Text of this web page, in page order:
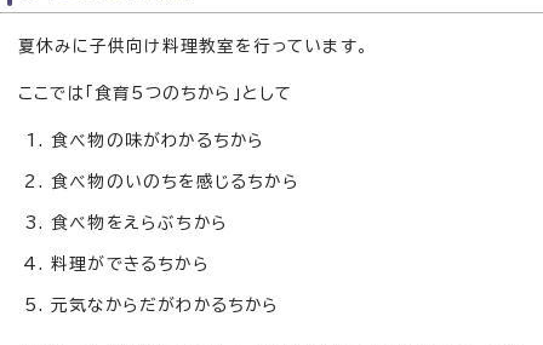
夏休みに子供向け料理教室を行っています。
ここでは「食育5つのちから」として
食べ物の味がわかるちから
食べ物のいのちを感じるちから
食べ物をえらぶちから
料理ができるちから
元気なからだがわかるちから